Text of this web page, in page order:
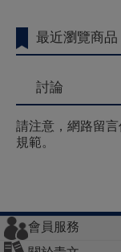
最近瀏覽商品
討論
請注意，網路留
規範。
會員服務